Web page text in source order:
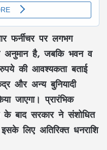
फर्नीचर पर लगभग
अनुमान है, जबकि भवन व
की आवश्यकता बताई
और अन्य बुनियादी
जाएगा। प्रारंभिक
के बाद सरकार ने संशोधित
लिए अतिरिक्त धनराशि